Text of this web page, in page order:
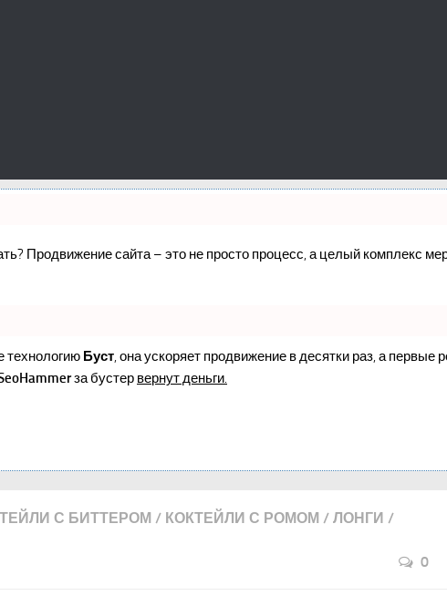
Продвижение сайта – это не просто процесс, а целый комплекс
технологию Буст, она ускоряет продвижение в десятки раз, а первые
за бустер вернут деньги.
С БИТТЕРОМ / КОКТЕЙЛИ С РОМОМ / ЛОНГИ /
0